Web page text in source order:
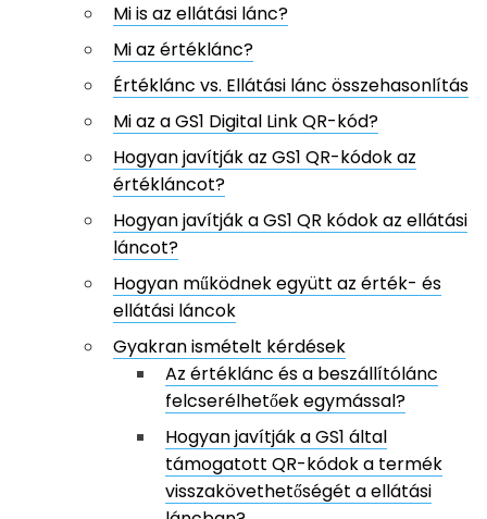
Mi is az ellátási lánc?
Mi az értéklánc?
Értéklánc vs. Ellátási lánc összehasonlítás
Mi az a GS1 Digital Link QR-kód?
Hogyan javítják az GS1 QR-kódok az
értékláncot?
Hogyan javítják a GS1 QR kódok az ellátási
láncot?
Hogyan működnek együtt az érték- és
ellátási láncok
Gyakran ismételt kérdések
Az értéklánc és a beszállítólánc
felcserélhetőek egymással?
Hogyan javítják a GS1 által
támogatott QR-kódok a termék
visszakövethetőségét a ellátási